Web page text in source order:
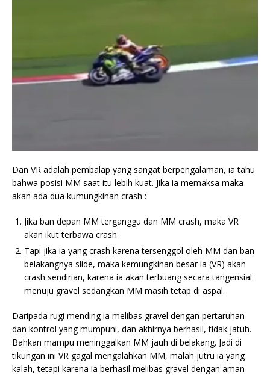
Dan VR adalah pembalap yang sangat berpengalaman, ia tahu
bahwa posisi MM saat itu lebih kuat. Jika ia memaksa maka
akan ada dua kumungkinan crash :
Jika ban depan MM terganggu dan MM crash, maka VR
akan ikut terbawa crash
Tapi jika ia yang crash karena tersenggol oleh MM dan ban
belakangnya slide, maka kemungkinan besar ia (VR) akan
crash sendirian, karena ia akan terbuang secara tangensial
menuju gravel sedangkan MM masih tetap di aspal.
Daripada rugi mending ia melibas gravel dengan pertaruhan
dan kontrol yang mumpuni, dan akhirnya berhasil, tidak jatuh.
Bahkan mampu meninggalkan MM jauh di belakang. Jadi di
tikungan ini VR gagal mengalahkan MM, malah jutru ia yang
kalah, tetapi karena ia berhasil melibas gravel dengan aman